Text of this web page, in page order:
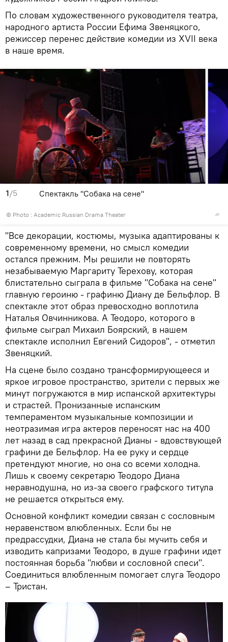
По словам художественного руководителя театра,
народного артиста России Ефима Звеняцкого,
режиссер перенес действие комедии из XVII века
в наше время.
1/5
© Photo : Academic Russian Drama Theater
Спектакль "Собака на сене"
"Все декорации, костюмы, музыка адаптированы к
современному времени, но смысл комедии
остался прежним. Мы решили не повторять
незабываемую Маргариту Терехову, которая
блистательно сыграла в фильме "Собака на сене"
главную героиню - графиню Диану де Бельфлор. В
спектакле этот образ превосходно воплотила
Наталья Овчинникова. А Теодоро, которого в
фильме сыграл Михаил Боярский, в нашем
спектакле исполнил Евгений Сидоров", - отметил
Звеняцкий.
На сцене было создано трансформирующееся и
яркое игровое пространство, зрители с первых же
минут погружаются в мир испанской архитектуры
и страстей. Пронизанные испанским
темпераментом музыкальные композиции и
неотразимая игра актеров переносят нас на 400
лет назад в сад прекрасной Дианы - вдовствующей
графини де Бельфлор. На ее руку и сердце
претендуют многие, но она со всеми холодна.
Лишь к своему секретарю Теодоро Диана
неравнодушна, но из-за своего графского титула
не решается открыться ему.
Основной конфликт комедии связан с сословным
неравенством влюбленных. Если бы не
предрассудки, Диана не стала бы мучить себя и
изводить капризами Теодоро, в душе графини идет
постоянная борьба "любви и сословной спеси".
Соединиться влюбленным помогает слуга Теодоро
– Тристан.